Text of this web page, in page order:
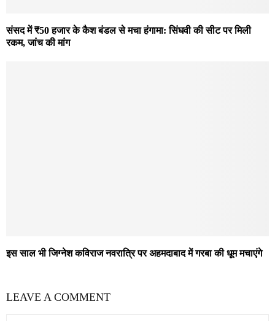
संसद में ₹50 हजार के कैश बंडल से मचा हंगामा: सिंघवी की सीट पर मिली
रकम, जांच की मांग
इस साल भी जिग्नेश कविराज नवरात्रि पर अहमदाबाद में गरबा की धूम मचाएंगे
LEAVE A COMMENT